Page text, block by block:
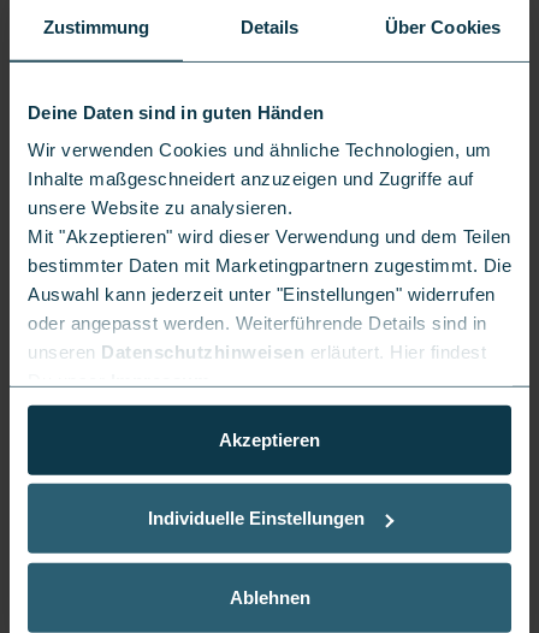
Zustimmung Details Über Cookies
Deine Daten sind in guten Händen
Wir verwenden Cookies und ähnliche Technologien, um
Inhalte maßgeschneidert anzuzeigen und Zugriffe auf
unsere Website zu analysieren.
Mit "Akzeptieren" wird dieser Verwendung und dem Teilen
bestimmter Daten mit Marketingpartnern zugestimmt. Die
Auswahl kann jederzeit unter "Einstellungen" widerrufen
oder angepasst werden. Weiterführende Details sind in
unseren Datenschutzhinweisen erläutert. Hier findest
Du unserImpressum.
Akzeptieren
Individuelle Einstellungen
Ablehnen
MagentaTV? Dann lies unseren Blogartikel
„MagentaTV: Streaming und Fernsehen clever
kombiniert“
Fehler, die Du vermeiden kannst
Fehler 1:
deutlich mehr als nötig. Die Einzelpreise addieren sich
die alle drei Dienste günstig in einem Paket vereint.